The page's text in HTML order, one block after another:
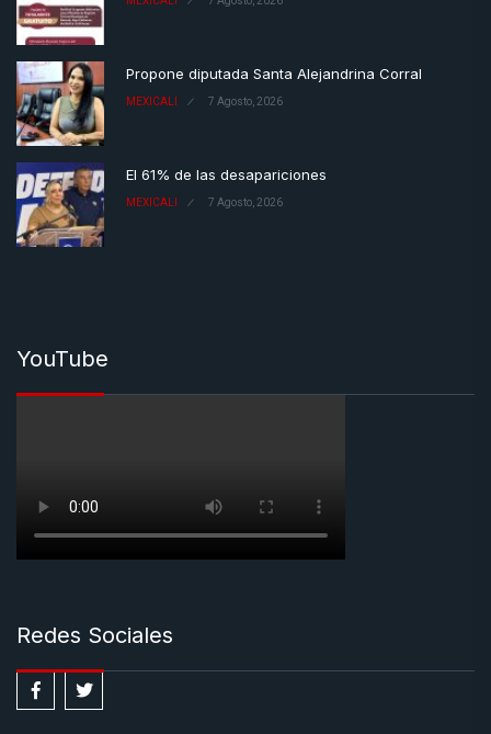
Propone diputada Santa Alejandrina Corral
MEXICALI 7 Agosto, 2026
El 61% de las desapariciones
MEXICALI 7 Agosto, 2026
YouTube
Redes Sociales